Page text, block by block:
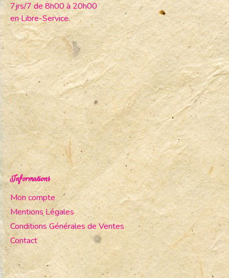
7jrs/7 de 8h00 à 20h00
en Libre-Service.
Informations
Mon compte
Mentions Légales
Conditions Générales de Ventes
Contact